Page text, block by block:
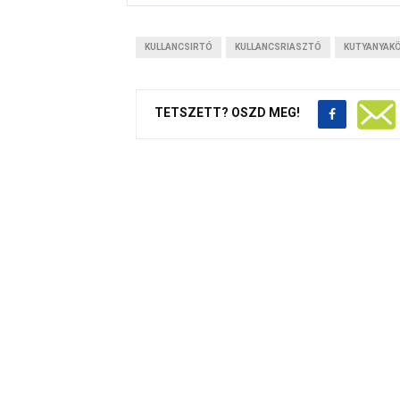
KULLANCSIRTÓ KULLANCSRIASZTÓ
TETSZETT? OSZD MEG!